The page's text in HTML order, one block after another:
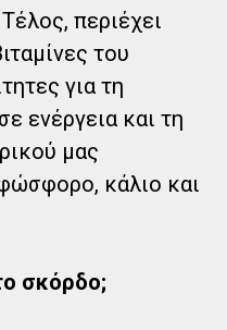
περιέχει
του
για τη
ενέργεια και τη
μας
κάλιο και
σκόρδο;